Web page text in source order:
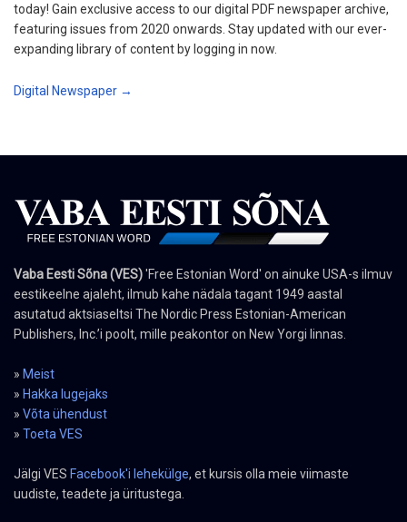
today! Gain exclusive access to our digital PDF newspaper archive,
featuring issues from 2020 onwards. Stay updated with our ever-
expanding library of content by logging in now.
Digital Newspaper →
Vaba Eesti Sõna (VES)'Free Estonian Word' on ainuke USA-s ilmuv
eestikeelne ajaleht, ilmub kahe nädala tagant 1949 aastal
asutatud aktsiaseltsi The Nordic Press Estonian-American
Publishers, Inc.’i poolt, mille peakontor on New Yorgi linnas.
» Meist
» Hakka lugejaks
» Võta ühendust
» Toeta VES
Jälgi VES Facebook'i lehekülge, et kursis olla meie viimaste
uudiste, teadete ja üritustega.